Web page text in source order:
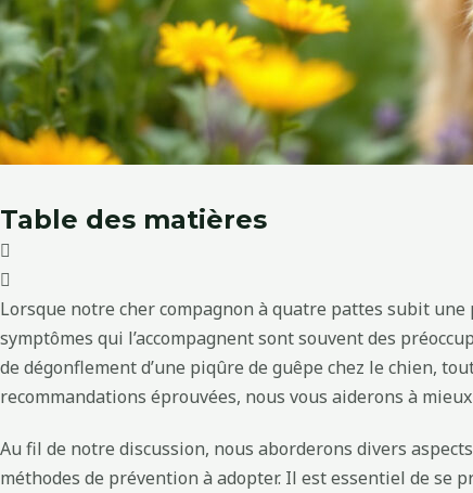
Table des matières
Lorsque notre cher compagnon à quatre pattes subit
symptômes qui l’accompagnent sont souvent des
de dégonflement d’une piqûre de guêpe chez le chien,
recommandations éprouvées, nous vous aiderons à
Au fil de notre discussion, nous aborderons divers
méthodes de prévention à adopter. Il est essentiel de se